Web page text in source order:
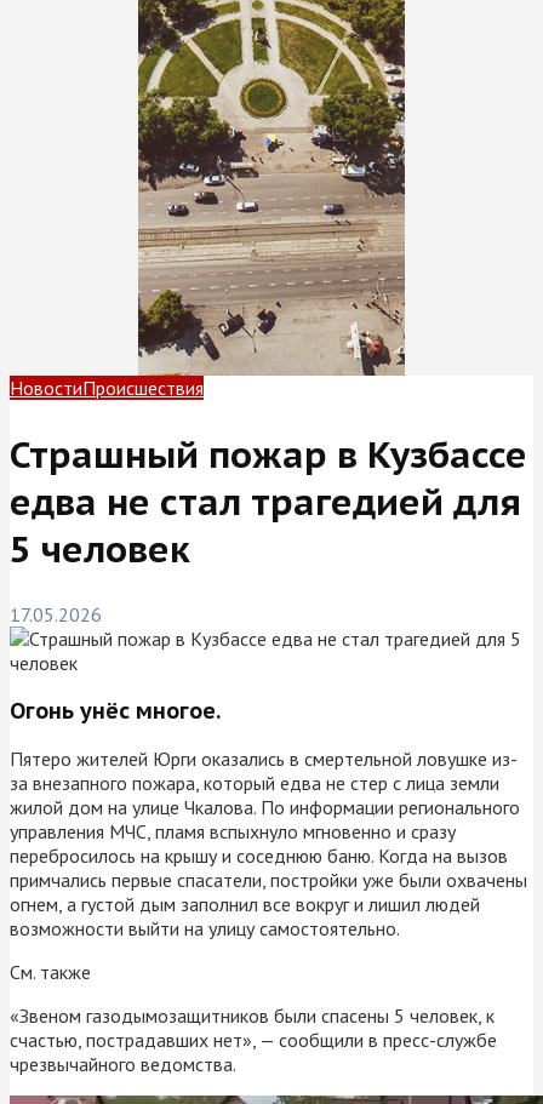
НовостиПроисшествия
Страшный пожар в Кузбассе
едва не стал трагедией для
5 человек
17.05.2026
Огонь унёс многое.
Пятеро жителей Юрги оказались в смертельной ловушке из-
за внезапного пожара, который едва не стер с лица земли
жилой дом на улице Чкалова. По информации регионального
управления МЧС, пламя вспыхнуло мгновенно и сразу
перебросилось на крышу и соседнюю баню. Когда на вызов
примчались первые спасатели, постройки уже были охвачены
огнем, а густой дым заполнил все вокруг и лишил людей
возможности выйти на улицу самостоятельно.
См. также
«Звеном газодымозащитников были спасены 5 человек, к
счастью, пострадавших нет», — сообщили в пресс-службе
чрезвычайного ведомства.